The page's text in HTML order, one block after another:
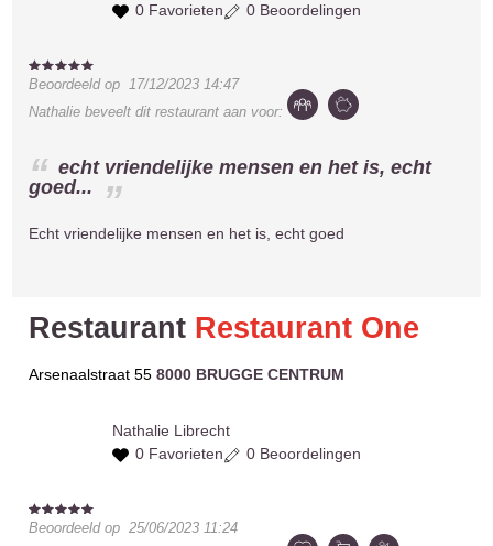
0 Favorieten
0 Beoordelingen
Beoordeeld op17/12/2023 14:47
Nathalie beveelt dit restaurant aan voor:
echt vriendelijke mensen en het is, echt
goed...
Echt vriendelijke mensen en het is, echt goed
Restaurant Restaurant One
Arsenaalstraat 558000 BRUGGE CENTRUM
Nathalie Librecht
0 Favorieten
0 Beoordelingen
Beoordeeld op25/06/2023 11:24